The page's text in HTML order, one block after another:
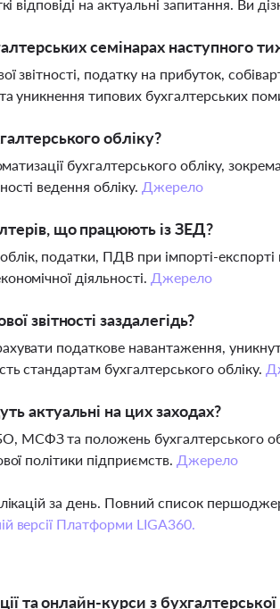
на актуальні запитання. Ви
семінарах наступного
звітності, податку на прибуток,
уникнення типових бухгалтерських
обліку?
бухгалтерського обліку,
ведення обліку. Джерело
що працюють із ЗЕД?
податки, ПДВ при імпорті-експорті
діяльності. Джерело
звітності заздалегідь?
податкове навантаження,
стандартам бухгалтерського обліку.
актуальні на цих заходах?
МСФЗ та положень бухгалтерського
політики підприємств. Джерело
за день. Повний список
версії Платформи LIGA360.
та онлайн-курси з бухгалтерської